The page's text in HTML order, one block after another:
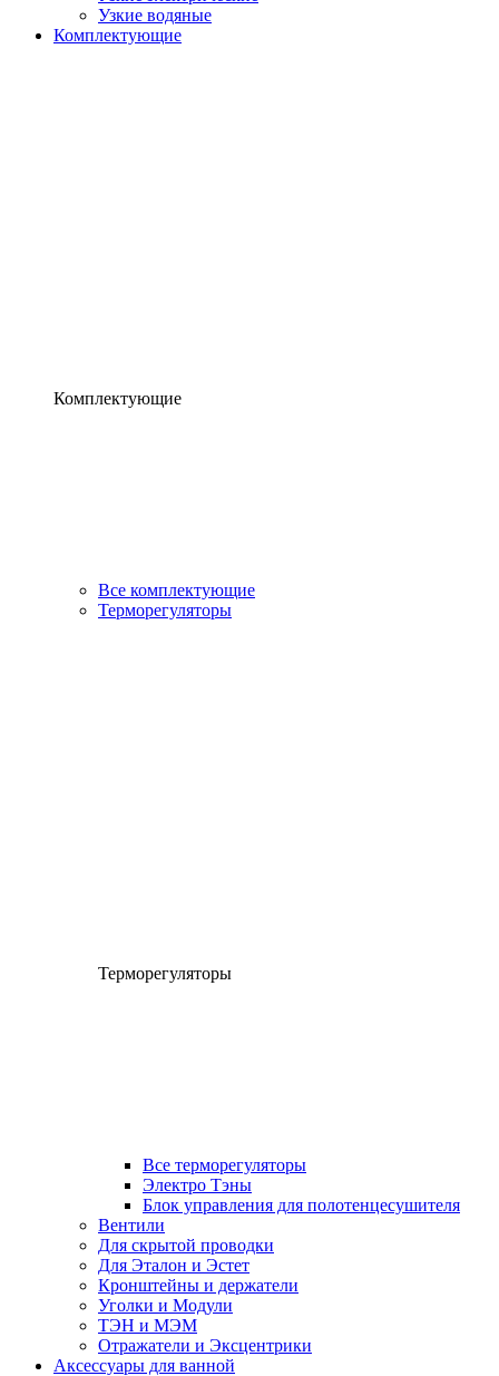
Узкие водяные
Комплектующие
Комплектующие
Все комплектующие
Терморегуляторы
Терморегуляторы
Все терморегуляторы
Электро Тэны
Блок управления для полотенцесушителя
Вентили
Для скрытой проводки
Для Эталон и Эстет
Кронштейны и держатели
Уголки и Модули
ТЭН и МЭМ
Отражатели и Эксцентрики
Аксессуары для ванной